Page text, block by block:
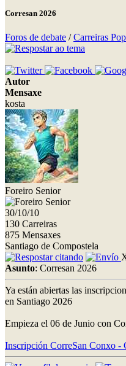
Corresan 2026
Foros de debate /Carreiras
Autor
Mensaxe
kosta
Foreiro Senior
30/10/10
130 Carreiras
875 Mensaxes
Santiago de Compostela
Asunto: Corresan 2026
Ya están abiertas las
en Santiago 2026
Empieza el 06 de Junio con
Inscripción CorreSan Conxo -